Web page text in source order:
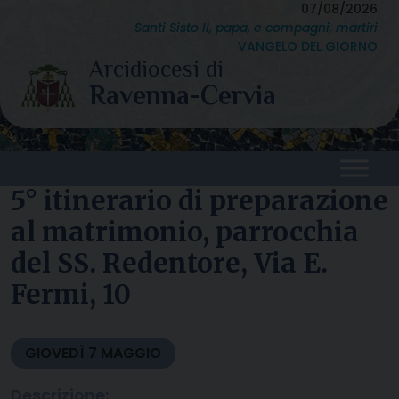
content
07/08/2026
Santi Sisto II, papa, e compagni, martiri
VANGELO DEL GIORNO
5° itinerario di preparazione
al matrimonio, parrocchia
del SS. Redentore, Via E.
Fermi, 10
GIOVEDÌ 7 MAGGIO